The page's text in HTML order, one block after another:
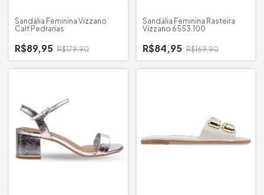
Sandália Feminina Vizzano
Calf Pedrarias
R$89,95 R$179,90
Sandália Feminina Rasteira
Vizzano 6553.100
R$84,95 R$169,90